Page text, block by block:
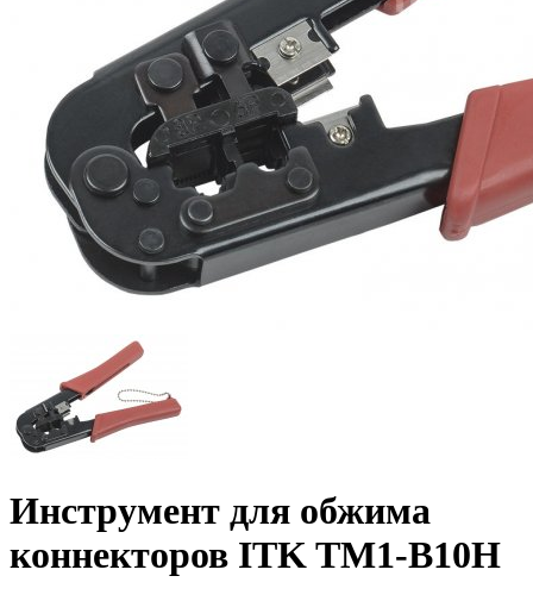
Инструмент для обжима
коннекторов ITK TM1-B10H